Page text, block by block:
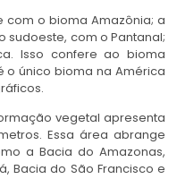
o bioma Amazônia; a
sudoeste, com o Pantanal;
Isso confere ao bioma
o único bioma na América
vegetal apresenta
Essa área abrange
a Bacia do Amazonas,
Bacia do São Francisco e